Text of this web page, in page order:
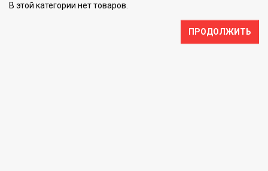
В этой категории нет товаров.
ПРОДОЛЖИТЬ